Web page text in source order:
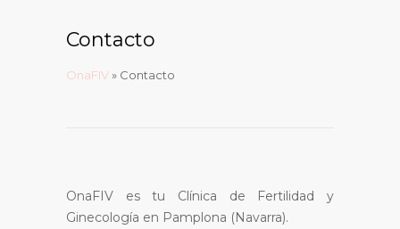
Contacto
OnaFIV» Contacto
OnaFIV es tu Clínica de Fertilidad y
Ginecología en Pamplona (Navarra).